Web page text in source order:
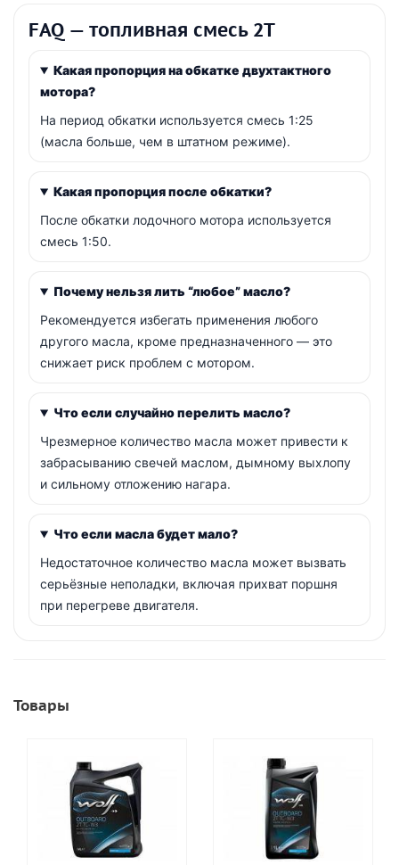
FAQ — топливная смесь 2Т
Какая пропорция на обкатке двухтактного
мотора?
На период обкатки используется смесь 1:25
(масла больше, чем в штатном режиме).
Какая пропорция после обкатки?
После обкатки лодочного мотора используется
смесь 1:50.
Почему нельзя лить “любое” масло?
Рекомендуется избегать применения любого
другого масла, кроме предназначенного — это
снижает риск проблем с мотором.
Что если случайно перелить масло?
Чрезмерное количество масла может привести к
забрасыванию свечей маслом, дымному выхлопу
и сильному отложению нагара.
Что если масла будет мало?
Недостаточное количество масла может вызвать
серьёзные неполадки, включая прихват поршня
при перегреве двигателя.
Товары